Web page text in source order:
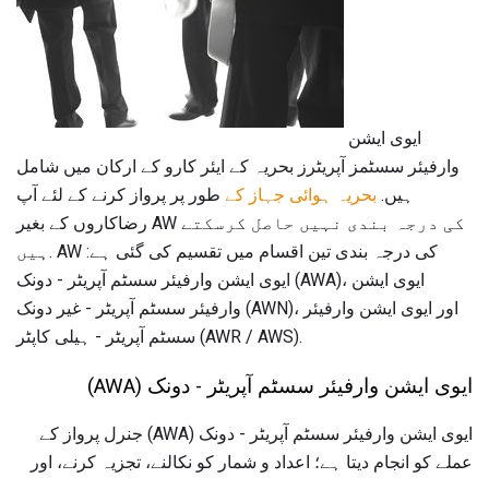
وارفیئر سسٹمز آپریٹرز بحریہ کے ایئر کارو کے ارکان میں شامل
ہیں. بحریہ ہوائی جہاز کے طور پر پرواز کرنے کے لئے آپ
رضاکاروں کے بغیر AW کی درجہ بندی نہیں حاصل کرسکتے
ہیں. AW کی درجہ بندی تین اقسام میں تقسیم کی گئی ہے:
ایوی ایشن وارفیئر سسٹم آپریٹر - دونک (AWA)، ایوی ایشن
وارفیئر سسٹم آپریٹر - غیر دونک (AWN)، اور ایوی ایشن وارفیئر
سسٹم آپریٹر - ہیلی کاپٹر (AWR / AWS).
ایوی ایشن وارفیئر سسٹم آپریٹر - دونک (AWA)
ایوی ایشن وارفیئر سسٹم آپریٹر - دونک (AWA) جنرل پرواز کے
عملے کو انجام دیتا ہے؛ اعداد و شمار کو نکالنے، تجزیہ کرنے، اور